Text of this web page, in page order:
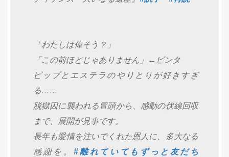
「わたしは偉そう？」
「この前ほどじゃありません」←ビンタ
ピップとエステラのやりとりが好きすぎ
る……
脱獄囚に襲われる冒頭から、感動の伏線回収
まで、展開が見事です。
長年も愛情を注いでくれた恩人に、多大なる
感謝を。 #離れていてもずっと友だち